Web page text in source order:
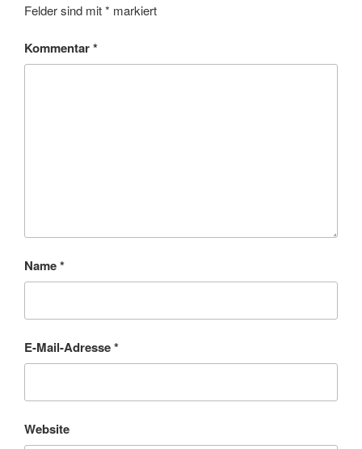
Felder sind mit* markiert
Kommentar*
Name*
E-Mail-Adresse*
Website